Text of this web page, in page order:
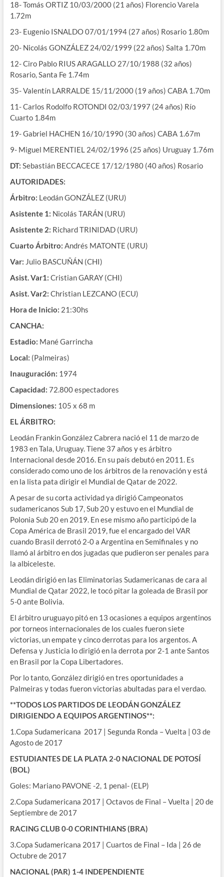
18- Tomás ORTIZ 10/03/2000 (21 años) Florencio Varela
1.72m
23- Eugenio ISNALDO 07/01/1994 (27 años) Rosario 1.80m
20- Nicolás GONZÁLEZ 24/02/1999 (22 años) Salta 1.70m
12- Ciro Pablo RIUS ARAGALLO 27/10/1988 (32 años)
Rosario, Santa Fe 1.74m
35- Valentín LARRALDE 15/11/2000 (19 años) CABA 1.70m
11- Carlos Rodolfo ROTONDI 02/03/1997 (24 años) Río
Cuarto 1.84m
19- Gabriel HACHEN 16/10/1990 (30 años) CABA 1.67m
9- Miguel MERENTIEL 24/02/1996 (25 años) Uruguay 1.76m
DT: Sebastián BECCACECE 17/12/1980 (40 años) Rosario
AUTORIDADES:
Árbitro: Leodán GONZÁLEZ (URU)
Asistente 1: Nicolás TARÁN (URU)
Asistente 2: Richard TRINIDAD (URU)
Cuarto Árbitro: Andrés MATONTE (URU)
Var: Julio BASCUÑÁN (CHI)
Asist. Var1: Cristian GARAY (CHI)
Asist. Var2: Christian LEZCANO (ECU)
Hora de Inicio: 21:30hs
CANCHA:
Estadio: Mané Garrincha
Local: (Palmeiras)
Inauguración: 1974
Capacidad: 72.800 espectadores
Dimensiones: 105 x 68 m
EL ÁRBITRO:
Leodán Frankin González Cabrera nació el 11 de marzo de
1983 en Tala, Uruguay. Tiene 37 años y es árbitro
Internacional desde 2016. En su país debutó en 2011. Es
considerado como uno de los árbitros de la renovación y está
en la lista pata dirigir el Mundial de Qatar de 2022.
A pesar de su corta actividad ya dirigió Campeonatos
sudamericanos Sub 17, Sub 20 y estuvo en el Mundial de
Polonia Sub 20 en 2019. En ese mismo año participó de la
Copa América de Brasil 2019, fue el encargado del VAR
cuando Brasil derrotó 2-0 a Argentina en Semifinales y no
llamó al árbitro en dos jugadas que pudieron ser penales para
la albiceleste.
Leodán dirigió en las Eliminatorias Sudamericanas de cara al
Mundial de Qatar 2022, le tocó pitar la goleada de Brasil por
5-0 ante Bolivia.
El árbitro uruguayo pitó en 13 ocasiones a equipos argentinos
por torneos internacionales de los cuales fueron siete
victorias, un empate y cinco derrotas para los argentos. A
Defensa y Justicia lo dirigió en la derrota por 2-1 ante Santos
en Brasil por la Copa Libertadores.
Por lo tanto, González dirigió en tres oportunidades a
Palmeiras y todas fueron victorias abultadas para el verdao.
**TODOS LOS PARTIDOS DE LEODÁN GONZÁLEZ
DIRIGIENDO A EQUIPOS ARGENTINOS**:
1.Copa Sudamericana 2017 | Segunda Ronda – Vuelta | 03 de
Agosto de 2017
ESTUDIANTES DE LA PLATA 2-0 NACIONAL DE POTOSÍ
(BOL)
Goles: Mariano PAVONE -2, 1 penal- (ELP)
2.Copa Sudamericana 2017 | Octavos de Final – Vuelta | 20 de
Septiembre de 2017
RACING CLUB 0-0 CORINTHIANS (BRA)
3.Copa Sudamericana 2017 | Cuartos de Final – Ida | 26 de
Octubre de 2017
NACIONAL (PAR) 1-4 INDEPENDIENTE